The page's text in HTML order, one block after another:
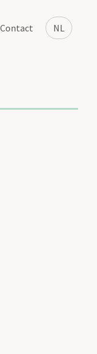
NL
Contact